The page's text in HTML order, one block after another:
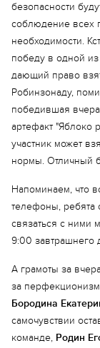
безопасности
соблюдение всех
необходимости.
победу в одной
дающий право
Робинзонаду,
победившая
артефакт "Яблоко
участник может
нормы. Отличный
Напоминаем, что
телефоны, ребята
связаться с ними
9:00 завтрашнего
А грамоты за
за
Бородина
самочувствии
команде, Родин